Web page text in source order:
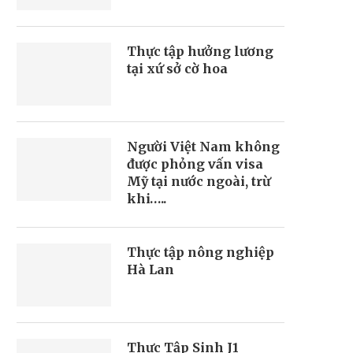
Thực tập hưởng lương
tại xứ sở cờ hoa
Người Việt Nam không
được phỏng vấn visa
Mỹ tại nước ngoài, trừ
khi…..
Thực tập nông nghiệp
Hà Lan
Thực Tập Sinh J1